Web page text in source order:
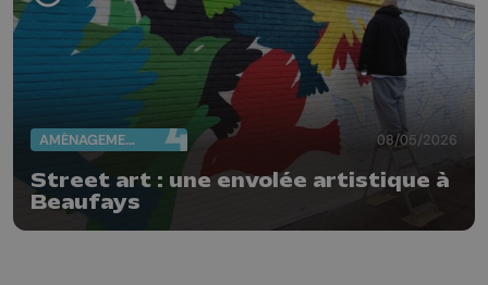
AMÉNAGEMENT DU TERRITOIRE 08/05/2026
Street art : une envolée artistique à
Beaufays